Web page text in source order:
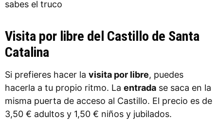
sabes el truco
Visita por libre del Castillo de Santa
Catalina
Si prefieres hacer la visita por libre, puedes
hacerla a tu propio ritmo. La entrada se saca en la
misma puerta de acceso al Castillo. El precio es de
3,50 € adultos y 1,50 € niños y jubilados.